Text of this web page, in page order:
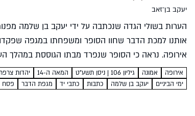
יעקב בן־זאב
הערות בשולי הגדה שנכתבה על ידי יעקב בן שלמה
אותנו למכת הדבר שחוו הסופר ומשפחתו במגפה
אירופה. נראה כי הסופר שנפרד מבתו הגוססת במהלך
ההגדה הזדהה עם המצרים מוכי הדבר לא...
אירופה אמונה גיליון 106 | ניסן תשע"ט המאה ה-14
יהדות
ימי הביניים
יעקב בן שלמה כתבות כתבי יד מגפת הדבר פסח